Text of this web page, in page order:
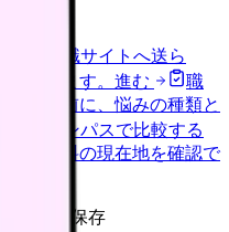
外部転職サイトへ送ら
かります。 進む
職
か迷う前に、悩みの種類と
給料コンパスで比較する
今の給料の現在地を確認で
件だけ保存